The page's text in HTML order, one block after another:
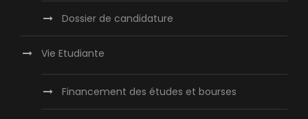
Dossier de candidature
Vie Etudiante
Financement des études et bourses